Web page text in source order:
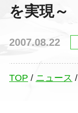
を実現～
2007.08.22
TOP / ニュース /